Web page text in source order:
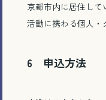
京都市内に居住し
活動に携わる個人・
6 申込方法